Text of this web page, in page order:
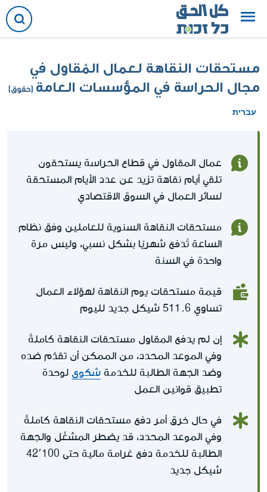
مستحقات النقاهة لعمال المُقاول في
مجال الحراسة في المؤسسات العامة (حقوق)
עברית
عمال المقاول في قطاع الحراسة يستحقون
تلقي أيام نقاهة تزيد عن عدد الأيام المستحقة
لسائر العمال في السوق الاقتصادي
مستحقات النقاهة السنوية للعاملين وفق نظام
الساعة تُدفع شهريًا بشكل نسبي، وليس مرة
واحدة في السنة
قيمة مستحقات يوم النقاهة لهؤلاء العمال
تساوي 511.6 شيكل جديد لليوم
إن لم يدفع المقاول مستحقات النقاهة كاملةً
وفي الموعد المحدد، من الممكن أن تقدّم ضده
وضد الجهة الطالبة للخدمة شكوى لوحدة
تطبيق قوانين العمل
في حال خرق أمر دفع مستحقات النقاهة كاملةً
وفي الموعد المحدد، قد يضطر المشغّل والجهة
الطالبة للخدمة دفع غرامة مالية حتى 42٬100
شيكل جديد